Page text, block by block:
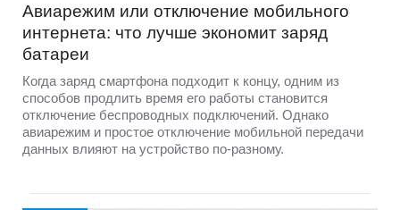
Авиарежим или отключение мобильного
интернета: что лучше экономит заряд
батареи
Когда заряд смартфона подходит к концу, одним из
способов продлить время его работы становится
отключение беспроводных подключений. Однако
авиарежим и простое отключение мобильной передачи
данных влияют на устройство по-разному.